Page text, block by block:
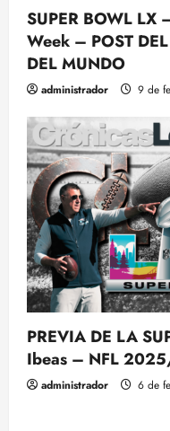
SUPER BOWL
Week – POST
DEL MUNDO
administrador 9 de
PREVIA DE LA
Ibeas – NFL
administrador 6 de